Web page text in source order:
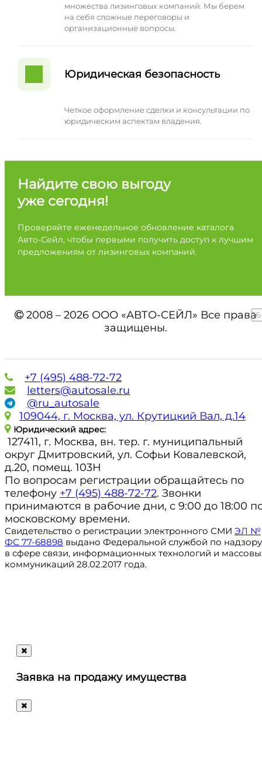
множества лизинговых компаний. Мы берем
на себя сложные переговоры и
организационные вопросы.
Юридическая безопасность
Четкое оформление сделки и консультации по
юридическим аспектам владения.
Найдите свою выгоду
уже сегодня!
Проверяйте еженедельное обновление каталога
Авто-Сейл, чтобы первыми получить доступ к лучшим
предложениям от лизинговых компаний.
2008 – 2026 ООО «АВТО-СЕЙЛ» Все права
защищены.
+7 (495) 488-72-72
letters@autosale.ru
@ru_autosale
109044, г. Москва, ул. Крутицкий Вал, д.14
Юридический адрес:
127411, г. Москва, вн. тер. г. муниципальный
округ Дмитровский, ул. Софьи Ковалевской,
д.20, помещ. 103Н
По вопросам регистрации обращайтесь по
телефону +7 (495) 488-72-72. Звонки
принимаются в рабочие дни, с 9:00 до 18:00
московскому времени.
Свидетельство о регистрации электронного СМИ ЭЛ №
ФС 77-68898 выдано Федеральной службой по надзору
в сфере связи, информационных технологий и
коммуникаций 28.02.2017 года.
letters@autosale.ru
Ответим
Заявка на продажу имущества